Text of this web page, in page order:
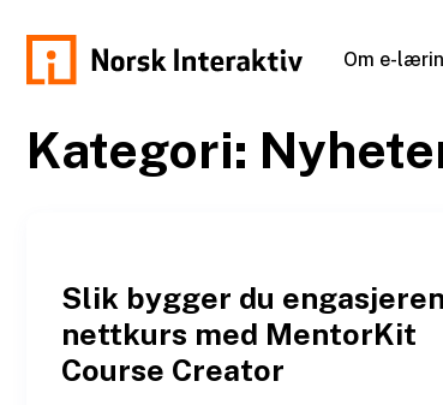
innhold
Om e-
Kategori:
Slik bygger du
nettkurs med MentorKit
Course Creator